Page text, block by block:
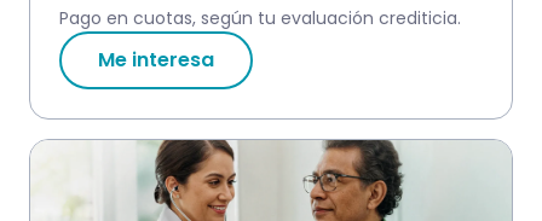
Pago en cuotas, según tu evaluación crediticia.
Me interesa